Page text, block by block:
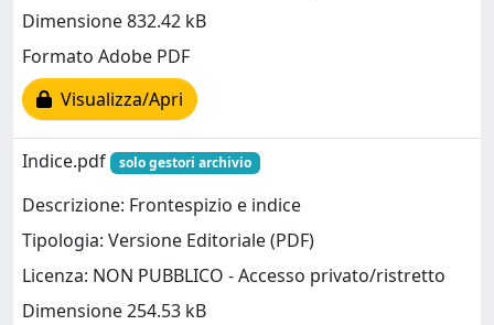
Dimensione 832.42 kB
Formato Adobe PDF
Visualizza/Apri
Indice.pdf solo gestori archivio
Descrizione: Frontespizio e indice
Tipologia: Versione Editoriale (PDF)
Licenza: NON PUBBLICO - Accesso privato/ristretto
Dimensione 254.53 kB